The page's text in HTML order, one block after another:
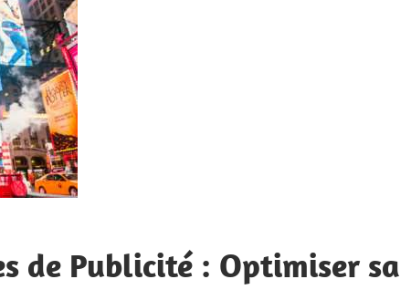
de Publicité : Optimiser sa